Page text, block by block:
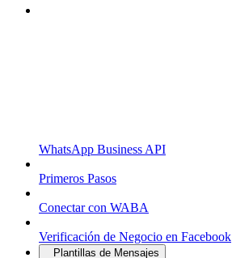
WhatsApp Business API
Primeros Pasos
Conectar con WABA
Verificación de Negocio en Facebook
Plantillas de Mensajes